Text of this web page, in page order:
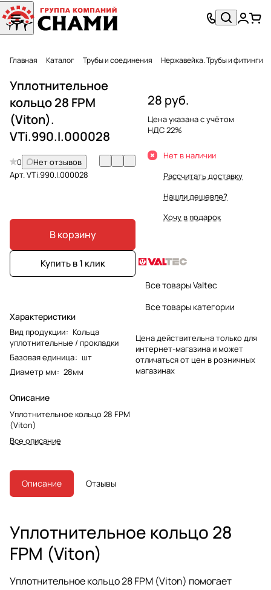
Главная Каталог Трубы и соединения Нержавейка. Трубы и фитинги
Уплотнительное
кольцо 28 FPM
(Viton).
VTi.990.I.000028
0
Нет отзывов
Арт.VTi.990.I.000028
В корзину
Купить в 1 клик
Характеристики
Вид продукции: Кольца
уплотнительные / прокладки
Базовая единица: шт
Диаметр мм: 28мм
Описание
Уплотнительное кольцо 28 FPM
(Viton)
Все описание
28 руб.
Цена указана с учётом
НДС 22%
Нет в наличии
Рассчитать доставку
Нашли дешевле?
Хочу в подарок
Все товары Valtec
Все товары категории
Цена действительна только для
интернет-магазина и может
отличаться от цен в розничных
магазинах
Описание Отзывы
Уплотнительное кольцо 28
FPM (Viton)
Уплотнительное кольцо 28 FPM (Viton) помогает